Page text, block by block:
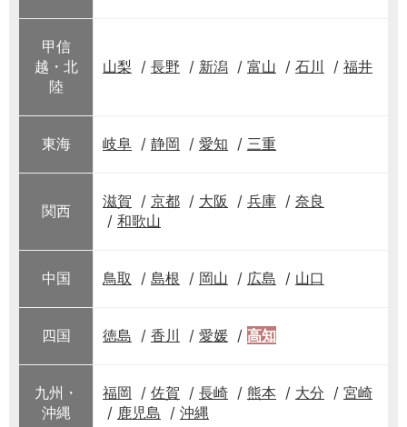
甲信
越・北
陸
山梨 長野 新潟 富山 石川 福井
東海 岐阜 静岡 愛知 三重
関西
滋賀 京都 大阪 兵庫
奈良
和歌山
中国 鳥取 島根 岡山 広島 山口
四国 徳島 香川 愛媛 高知
九州・
沖縄
福岡 佐賀 長崎 熊本 大分
宮崎
鹿児島
沖縄